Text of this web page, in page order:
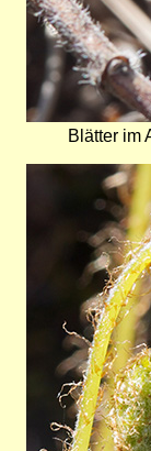
Blätter im